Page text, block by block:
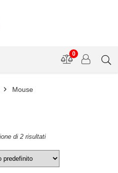
0
Mouse
di 2 risultati